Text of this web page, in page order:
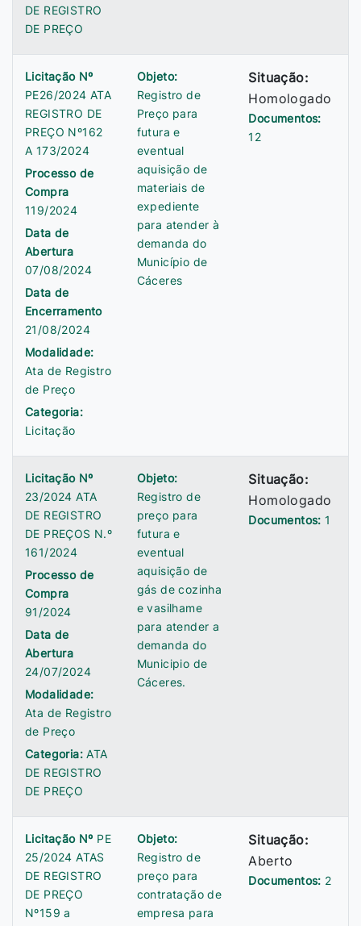
DE REGISTRO
DE PREÇO
Licitação Nº
PE26/2024 ATA
REGISTRO DE
PREÇO Nº162
A 173/2024
Processo de
Compra
119/2024
Data de
Abertura
07/08/2024
Data de
Encerramento
21/08/2024
Modalidade:
Ata de Registro
de Preço
Categoria:
Licitação
Objeto:
Registro de
Preço para
futura e
eventual
aquisição de
materiais de
expediente
para atender à
demanda do
Município de
Cáceres
Situação:
Homologado
Documentos:
12
Licitação Nº
23/2024 ATA
DE REGISTRO
DE PREÇOS N.º
161/2024
Processo de
Compra
91/2024
Data de
Abertura
24/07/2024
Modalidade:
Ata de Registro
de Preço
Categoria:ATA
DE REGISTRO
DE PREÇO
Objeto:
Registro de
preço para
futura e
eventual
aquisição de
gás de cozinha
e vasilhame
para atender a
demanda do
Municipio de
Cáceres.
Situação:
Homologado
Documentos: 1
Licitação Nº PE
25/2024 ATAS
DE REGISTRO
DE PREÇO
Nº159 a
Objeto:
Registro de
preço para
contratação de
empresa para
Situação:
Aberto
Documentos: 2